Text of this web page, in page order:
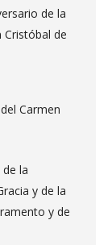
de la
Cristóbal de
Carmen
la
y de la
y de